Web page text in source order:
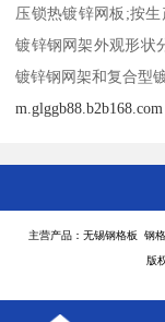
压锁热镀锌网板;按
镀锌钢网架外观形状
镀锌钢网架和复合型
m.glggb88.b2b168.com
主营产品：无锡钢格板 钢
版